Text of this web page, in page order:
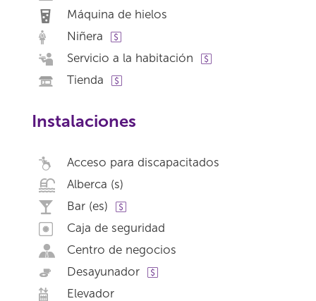
Máquina de hielos
Niñera
Servicio a la habitación
Tienda
Instalaciones
Acceso para discapacitados
Alberca (s)
Bar (es)
Caja de seguridad
Centro de negocios
Desayunador
Elevador